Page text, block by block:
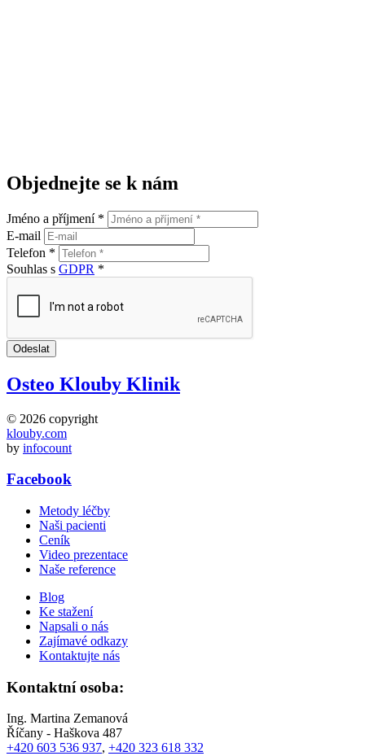
Objednejte se k nám
Jméno a příjmení *
E-mail
Telefon *
Souhlas s GDPR *
Osteo Klouby Klinik
© 2026 copyright
klouby.com
by infocount
Facebook
Metody léčby
Naši pacienti
Ceník
Video prezentace
Naše reference
Blog
Ke stažení
Napsali o nás
Zajímavé odkazy
Kontaktujte nás
Kontaktní osoba:
Ing. Martina Zemanová
Říčany - Haškova 487
+420 603 536 937, +420 323 618 332